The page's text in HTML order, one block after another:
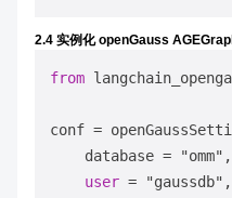
2.4 实例化 openGauss
from
conf =
    database
= "omm",
user = "gaussdb",